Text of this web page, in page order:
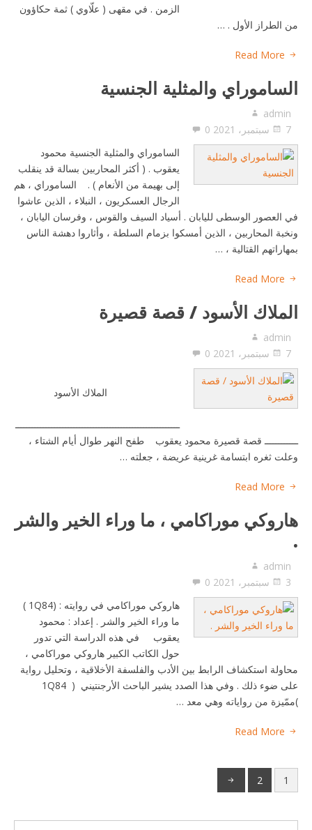
الزمن . في مقهى ( علّاوي ) ثمة حكاؤون
من الطراز الأول . …
Read More
الساموراي والمثلية الجنسية
admin
7 سبتمبر، 2021
0
الساموراي والمثلية الجنسية محمود
يعقوب . ( أكثر المحاربين بسالة قد ينقلب
إلى بهيمة من الأنعام ) . الساموراي ، هم
الرجال العسكريون ، النبلاء ، الذين عاشوا
في العصور الوسطى لليابان . أسياد السيف والقوس ، وفرسان اليابان ،
ونخبة المحاربين ، الذين أمسكوا بزمام السلطة ، وأثاروا دهشة الناس
بمهاراتهم القتالية ، …
Read More
الملاك الأسود / قصة قصيرة
admin
7 سبتمبر، 2021
0
الملاك الأسود
ـــــــــــــــــــــــــــــــــــــــــــــــــــــــــــ
ــــــــــــ قصة قصيرة محمود يعقوب طفح النهر طوال أيام الشتاء ،
وعلت ثغره ابتسامة غرينية عريضة ، جعلته …
Read More
هاروكي موراكامي ، ما وراء الخير والشر
.
admin
3 سبتمبر، 2021
0
هاروكي موراكامي في روايته : (1Q84 )
ما وراء الخير والشر . إعداد : محمود
يعقوب في هذه الدراسة التي تدور
حول الكاتب الكبير هاروكي موراكامي ،
محاولة استكشاف الرابط بين الأدب والفلسفة الأخلاقية ، وتحليل رواية
على ضوء ذلك . وفي هذا الصدد يشير الباحث الأرجنتيني ( 1Q84
)ممّيزة من رواياته وهي معد …
Read More
1
2